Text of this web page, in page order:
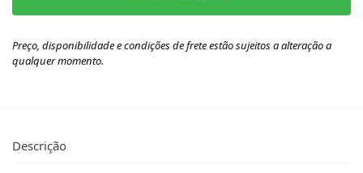
Preço, disponibilidade e condições de frete estão sujeitos a alteração a
qualquer momento.
Descrição